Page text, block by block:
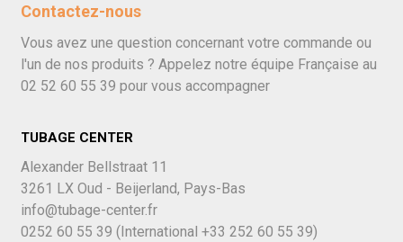
Contactez-nous
Vous avez une question concernant votre commande ou
l'un de nos produits ? Appelez notre équipe Française au
02 52 60 55 39 pour vous accompagner
TUBAGE CENTER
Alexander Bellstraat 11
3261 LX Oud - Beijerland, Pays-Bas
info@tubage-center.fr
0252 60 55 39 (International +33 252 60 55 39)